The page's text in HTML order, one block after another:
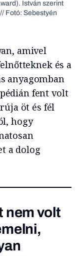
István szerint
Fotó: Sebestyén
amivel
és a
anyagomban
fent volt
öt és fél
hogy
a dolog
nem volt